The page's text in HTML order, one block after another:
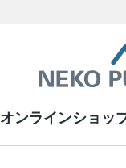
オンラインショッ